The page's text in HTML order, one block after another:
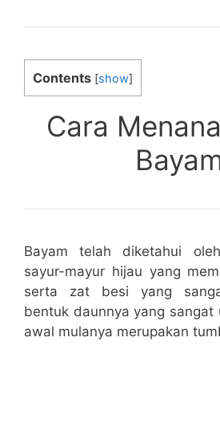
Contents [show]
Cara
Bayam telah diketahui
sayur-mayur hijau yang
serta zat besi yang
bentuk daunnya yang sangat
awal mulanya merupakan